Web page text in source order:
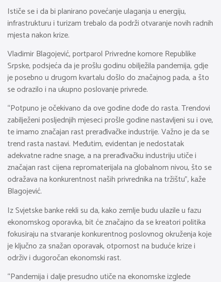
Ističe se i da bi planirano povećanje ulaganja u energiju,
infrastrukturu i turizam trebalo da podrži otvaranje novih radnih
mjesta nakon krize.
Vladimir Blagojević, portparol Privredne komore Republike
Srpske, podsjeća da je prošlu godinu obilježila pandemija, gdje
je posebno u drugom kvartalu došlo do značajnog pada, a što
se odrazilo i na ukupno poslovanje privrede.
“Potpuno je očekivano da ove godine dođe do rasta. Trendovi
zabilježeni posljednjih mjeseci prošle godine nastavljeni su i ove,
te imamo značajan rast prerađivačke industrije. Važno je da se
trend rasta nastavi. Međutim, evidentan je nedostatak
adekvatne radne snage, a na prerađivačku industriju utiče i
značajan rast cijena repromaterijala na globalnom nivou, što se
odražava na konkurentnost naših privrednika na tržištu”, kaže
Blagojević.
Iz Svjetske banke rekli su da, kako zemlje budu ulazile u fazu
ekonomskog oporavka, bit će značajno da se kreatori politika
fokusiraju na stvaranje konkurentnog poslovnog okruženja koje
je ključno za snažan oporavak, otpornost na buduće krize i
održiv i dugoročan ekonomski rast.
“Pandemija i dalje presudno utiče na ekonomske izglede